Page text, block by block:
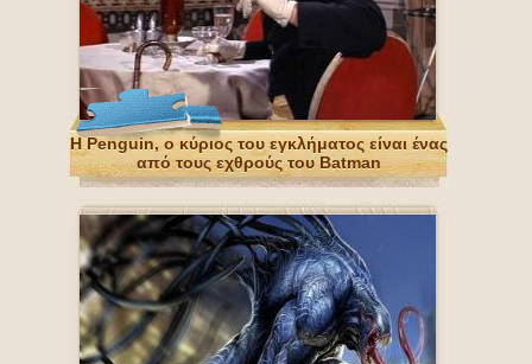
Η Penguin, ο κύριος του εγκλήματος είναι ένας
από τους εχθρούς του Batman